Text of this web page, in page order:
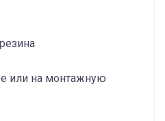
или на монтажную